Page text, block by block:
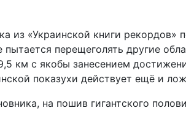
из «Украинской книги
пытается перещеголять другие
км с якобы занесением
показухи действует ещё и
на пошив гигантского